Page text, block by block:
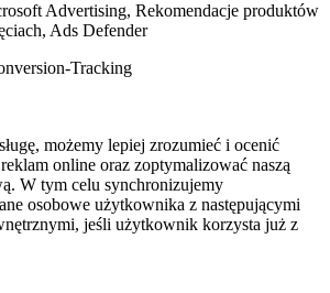
Advertising, Rekomendacje produktów
Ads Defender
Tracking
możemy lepiej zrozumieć i ocenić
online oraz zoptymalizować naszą
W tym celu synchronizujemy
osobowe użytkownika z następującymi
jeśli użytkownik korzysta już z